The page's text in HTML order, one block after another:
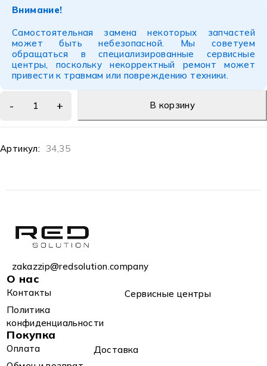
Внимание!
Самостоятельная замена некоторых запчастей
может быть небезопасной. Мы советуем
обращаться в специализированные сервисные
центры, поскольку некорректный ремонт может
привести к травмам или повреждению техники.
В корзину
Артикул: 34,35
zakazzip@redsolution.company
О нас
Контакты
Сервисные центры
Политика
конфиденциальности
Покупка
Оплата
Доставка